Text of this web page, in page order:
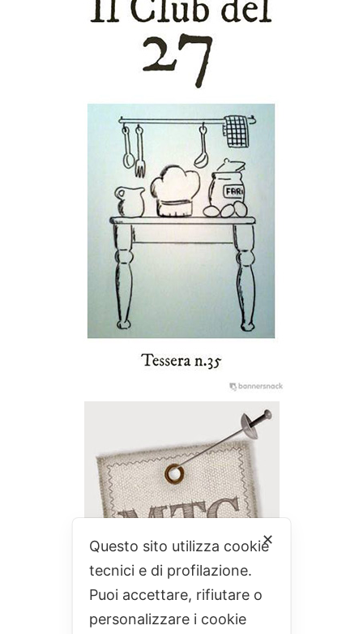
✕
Questo sito utilizza cookie
tecnici e di profilazione.
Puoi accettare, rifiutare o
personalizzare i cookie